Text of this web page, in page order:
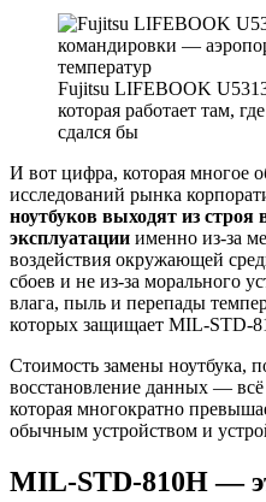
Fujitsu LIFEBOOK
которая работает там,
сдался бы
И вот цифра, которая многое
исследований рынка
ноутбуков выходят из строя
эксплуатации именно из-за
воздействия окружающей
сбоев и не из-за морального
влага, пыль и перепады
которых защищает MIL-STD-
Стоимость замены ноутбука,
восстановление данных — всё
которая многократно
обычным устройством и
MIL-STD-810H —